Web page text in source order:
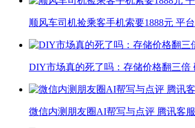
顺风车司机捡乘客手机索要1888元 平
DIY市场真的死了吗：存储价格翻三倍
微信内测朋友圈AI帮写与点评 腾讯客